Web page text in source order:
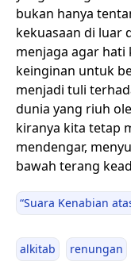
bukan hanya
kekuasaan di luar
menjaga agar
keinginan untuk
menjadi tuli
dunia yang riuh
kiranya kita tetap
mendengar,
bawah terang
“Suara Kenabian
alkitab renungan